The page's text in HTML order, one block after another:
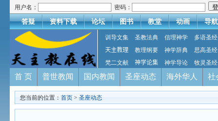
用户名： 密码：
答疑 资料下载 论坛 图书 教堂 动画 导航
训导文集 圣教法典 信理神学
多语圣经
天主教理
教理纲要 神学辞典
思高圣经
梵二文献
神学论集 神学导论 牧灵圣经
首 页 普世教闻 国内教闻 圣座动态 海外华人 社
您当前的位置： 首页 > 圣座动态